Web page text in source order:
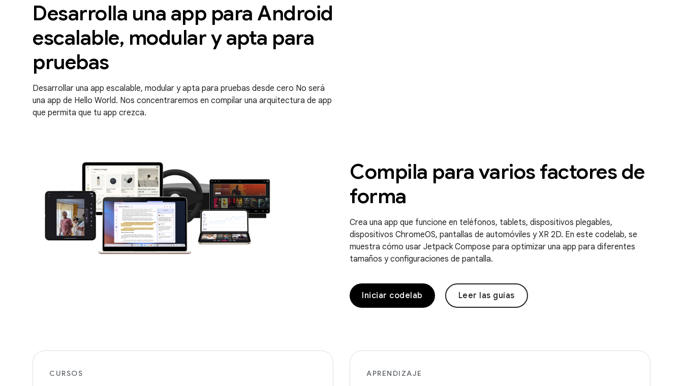
Desarrolla una app para Android
escalable, modular y apta para
pruebas
Desarrollar una app escalable, modular y apta para pruebas desde cero No será
una app de Hello World. Nos concentraremos en compilar una arquitectura de app
que permita que tu app crezca.
Compila para varios factores de
forma
Crea una app que funcione en teléfonos, tablets, dispositivos plegables,
dispositivos ChromeOS, pantallas de automóviles y XR 2D. En este codelab, se
muestra cómo usar Jetpack Compose para optimizar una app para diferentes
tamaños y configuraciones de pantalla.
Iniciar codelab Leer las guías
CURSOS APRENDIZAJE